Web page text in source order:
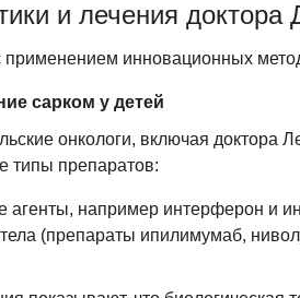
и лечения доктора
применением инновационных
сарком у детей
онкологи, включая доктора
типы препаратов:
например интерферон и
(препараты ипилимумаб,